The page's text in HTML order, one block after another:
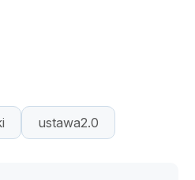
ustawa2.0